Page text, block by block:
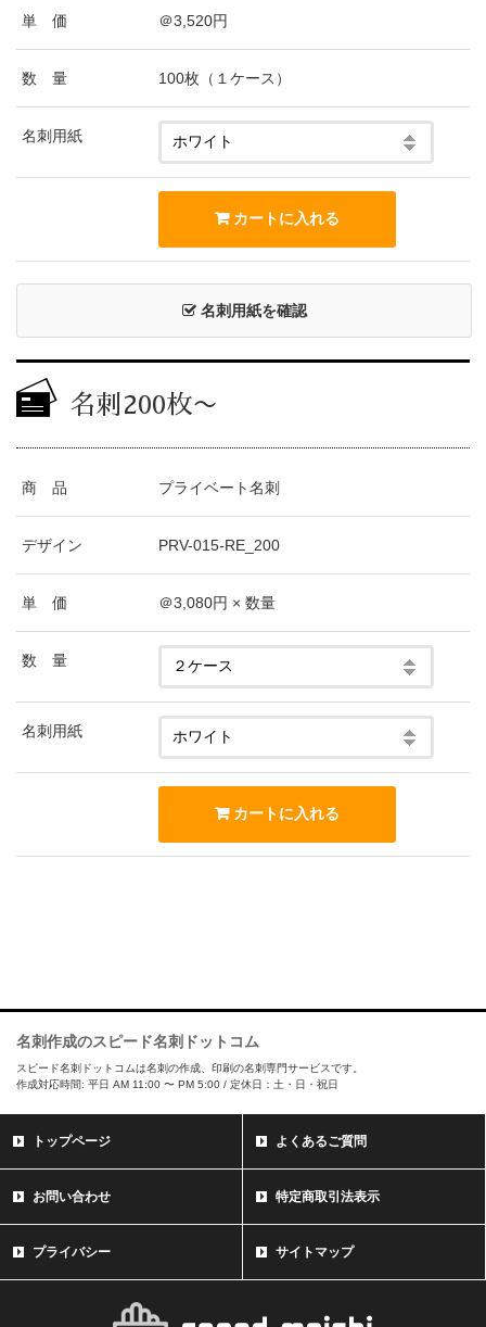
単 価 ＠3,520円
数 量 100枚（１ケース）
名刺用紙
名刺用紙を確認
名刺200枚〜
商 品 プライベート名刺
デザイン PRV-015-RE_200
単 価 ＠3,080円 × 数量
数 量
名刺用紙
名刺作成のスピード名刺ドットコム
スピード名刺ドットコムは名刺の作成、印刷の名刺専門サービスです。
作成対応時間: 平日 AM 11:00 〜 PM 5:00 / 定休日：土・日・祝日
トップページ よくあるご質問
お問い合わせ 特定商取引法表示
プライバシー サイトマップ